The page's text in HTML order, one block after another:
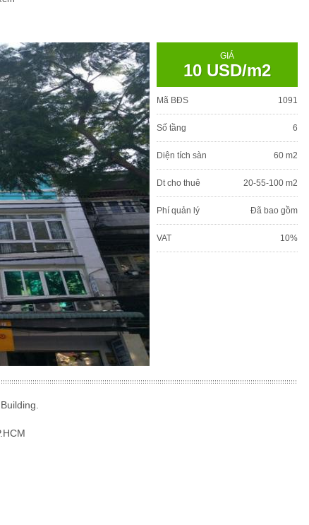
GIÁ
10 USD/m2
Mã BĐS 1091
Số tầng 6
Diện tích sàn 60 m2
Dt cho thuê 20-55-100 m2
Phí quản lý Đã bao gồm
VAT 10%